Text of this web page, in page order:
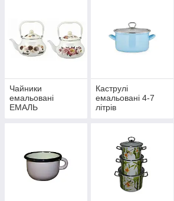
Чайники
емальовані
ЕМАЛЬ
Каструлi
емальовані 4-7
літрів